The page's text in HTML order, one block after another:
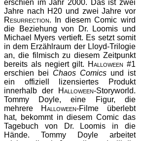
erschien im Jahr 2000. Das ist zwei
Jahre nach H20 und zwei Jahre vor
Resurrection. In diesem Comic wird
die Beziehung von Dr. Loomis und
Michael Myers vertieft. Es setzt somit
in dem Erzählraum der Lloyd-Trilogie
an, die filmisch zu diesem Zeitpunkt
bereits als negiert gilt. Halloween #1
erschien bei Chaos Comics und ist
ein offiziell lizensiertes Produkt
innerhalb der
Halloween-Storyworld.
Tommy Doyle, eine Figur, die
mehrere Halloween-Filme überlebt
hat, bekommt in diesem Comic das
Tagebuch von Dr. Loomis in die
Hände. Tommy Doyle arbeitet